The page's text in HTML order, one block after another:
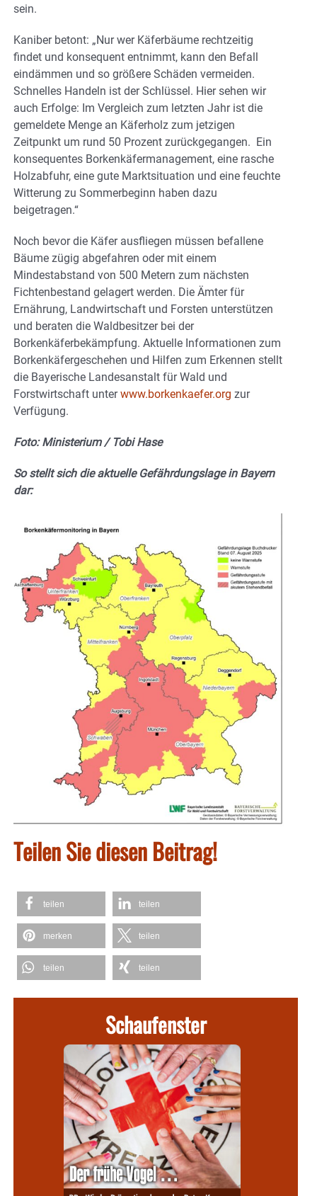
sein.
Kaniber betont: „Nur wer Käferbäume rechtzeitig
findet und konsequent entnimmt, kann den Befall
eindämmen und so größere Schäden vermeiden.
Schnelles Handeln ist der Schlüssel. Hier sehen wir
auch Erfolge: Im Vergleich zum letzten Jahr ist die
gemeldete Menge an Käferholz zum jetzigen
Zeitpunkt um rund 50 Prozent zurückgegangen. Ein
konsequentes Borkenkäfermanagement, eine rasche
Holzabfuhr, eine gute Marktsituation und eine feuchte
Witterung zu Sommerbeginn haben dazu
beigetragen.“
Noch bevor die Käfer ausfliegen müssen befallene
Bäume zügig abgefahren oder mit einem
Mindestabstand von 500 Metern zum nächsten
Fichtenbestand gelagert werden. Die Ämter für
Ernährung, Landwirtschaft und Forsten unterstützen
und beraten die Waldbesitzer bei der
Borkenkäferbekämpfung. Aktuelle Informationen zum
Borkenkäfergeschehen und Hilfen zum Erkennen stellt
die Bayerische Landesanstalt für Wald und
Forstwirtschaft unterwww.borkenkaefer.org zur
Verfügung.
Foto: Ministerium / Tobi Hase
So stellt sich die aktuelle Gefährdungslage in Bayern
dar:
Teilen Sie diesen Beitrag!
teilen teilen
merken teilen
teilen teilen
Schaufenster